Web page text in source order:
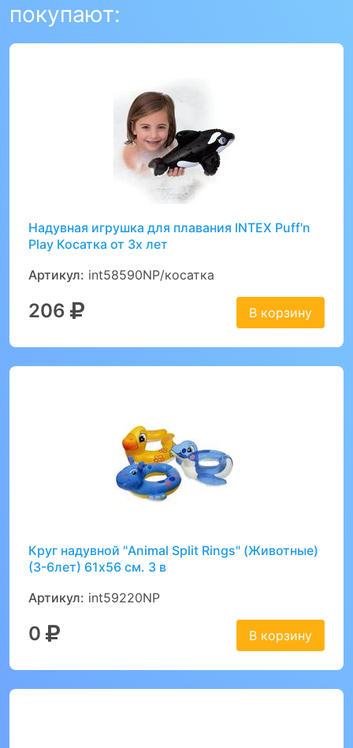
покупают:
Надувная игрушка для плавания INTEX Puff'n
Play Косатка от 3х лет
Артикул: int58590NP/косатка
206 В корзину
Круг надувной "Animal Split Rings" (Животные)
(3-6лет) 61х56 см. 3 в
Артикул: int59220NP
0 В корзину